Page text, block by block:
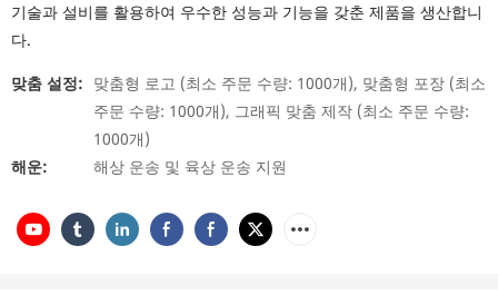
기술과 설비를 활용하여 우수한 성능과 기능을 갖춘 제품을 생산합니
다.
맞춤 설정: 맞춤형 로고 (최소 주문 수량: 1000개), 맞춤형 포장 (최소
주문 수량: 1000개), 그래픽 맞춤 제작 (최소 주문 수량:
1000개)
해운:
해상 운송 및 육상 운송 지원